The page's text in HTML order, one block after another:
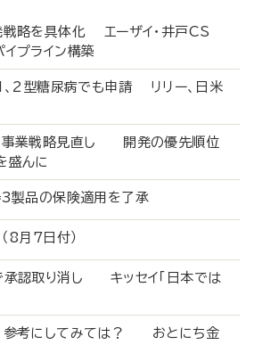
戦略を具体化 エーザイ・井戸CS
プライン構築
2型糖尿病でも申請 リリー、日米
が事業戦略見直し 開発の優先順位
盛んに
3製品の保険適用を了承
（8月7日付）
承認取り消し キッセイ「日本では
、参考にしてみては？ おとにち金